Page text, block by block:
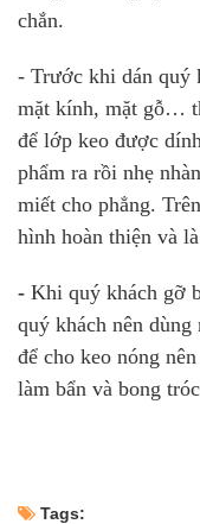
chắn.
- Trước khi dán quý
mặt kính, mặt gỗ…
để lớp keo được
phẩm ra rồi nhẹ
miết cho phẳng.
hình hoàn thiện và
- Khi quý khách gỡ
quý khách nên
để cho keo nóng
làm bẩn và bong
Tags: